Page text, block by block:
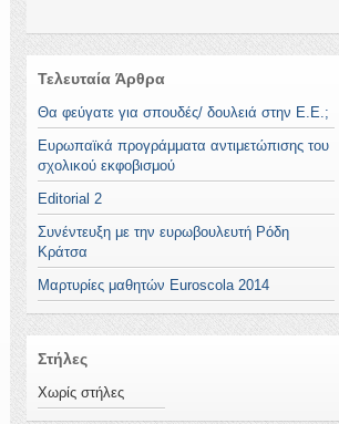
Τελευταία Άρθρα
Θα φεύγατε για σπουδές/ δουλειά στην Ε.Ε.;
Ευρωπαϊκά προγράμματα αντιμετώπισης του
σχολικού εκφοβισμού
Editorial 2
Συνέντευξη με την ευρωβουλευτή Ρόδη
Κράτσα
Μαρτυρίες μαθητών Euroscola 2014
Στήλες
Χωρίς στήλες